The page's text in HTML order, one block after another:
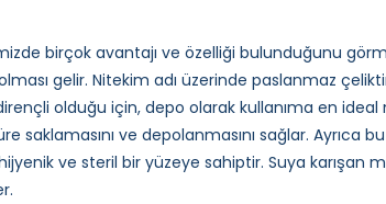
birçok avantajı ve özelliği bulunduğunu
gelir. Nitekim adı üzerinde paslanmaz
olduğu için, depo olarak kullanıma en ideal
saklamasını ve depolanmasını sağlar. Ayrıca
ve steril bir yüzeye sahiptir. Suya karışan